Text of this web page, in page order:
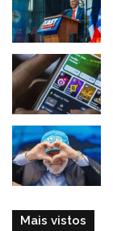
Mais vistos